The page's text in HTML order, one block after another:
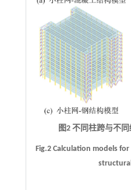
图2 不同柱跨与不
Fig.2 Calculation models